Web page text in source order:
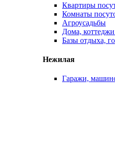
Квартиры
Комнаты
Агроусадьбы
Дома,
Базы отдыха,
Нежилая
Гаражи,